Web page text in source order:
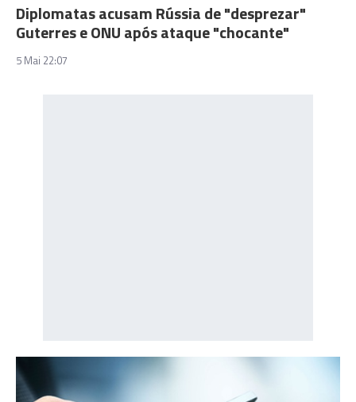
Diplomatas acusam Rússia de "desprezar"
Guterres e ONU após ataque "chocante"
5 Mai 22:07